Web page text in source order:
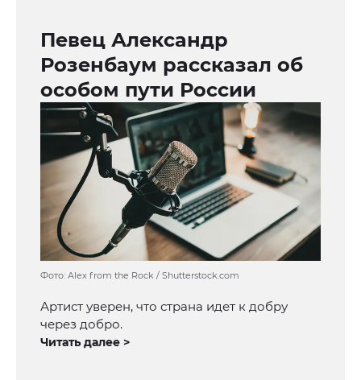
Певец Александр
Розенбаум рассказал об
особом пути России
Фото: Alex from the Rock / Shutterstock.com
Артист уверен, что страна идет к добру
через добро.
Читать далее >